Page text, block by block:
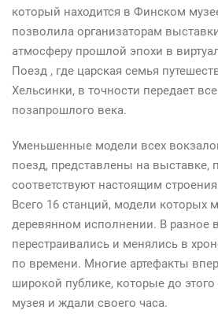
который находится в Финском
позволила организаторам
атмосферу прошлой эпохи в
Поезд , где царская семья
Хельсинки, в точности передает
позапрошлого века.
Уменьшенные модели всех
поезд, представлены на выставке,
соответствуют настоящим
Всего 16 станций, модели которых
деревянном исполнении. В разное
перестраивались и менялись в
по времени. Многие артефакты
широкой публике, которые до
музея и ждали своего часа.